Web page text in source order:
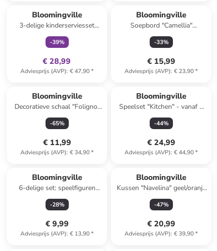
Bloomingville
3-delige kinderserviesset
"Sweets" crème/lichtroze
-39%
€ 28,99
Adviesprijs (AVP): € 47,90*
Bloomingville
Soepbord "Camellia"
blauw/wit - Ø 22 cm
-33%
€ 15,99
Adviesprijs (AVP): € 23,90*
Bloomingville
Decoratieve schaal "Foligno"
wit - (B)27 x (H)6 x (D)14 cm
-65%
€ 11,99
Adviesprijs (AVP): € 34,90*
Bloomingville
Speelset "Kitchen" - vanaf 2
jaar
-44%
€ 24,99
Adviesprijs (AVP): € 44,90*
Bloomingville
6-delige set: speelfiguren
"Wilton" - vanaf 2 jaar
-28%
€ 9,99
Adviesprijs (AVP): € 13,90*
Bloomingville
Kussen "Navelina" geel/oranje
- (L)38 x (B)23 cm
-47%
€ 20,99
Adviesprijs (AVP): € 39,90*